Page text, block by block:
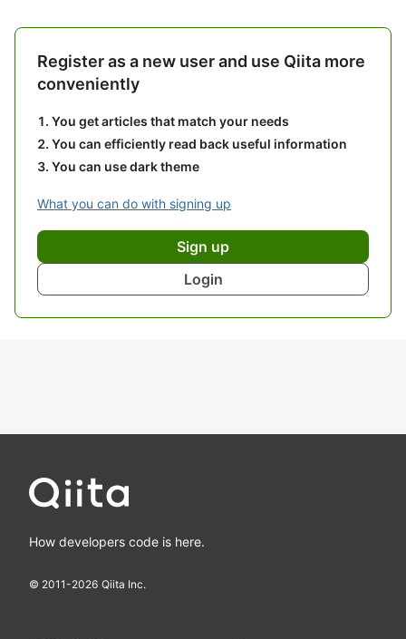
Register as a new user and use Qiita more
conveniently
You get articles that match your needs
You can efficiently read back useful information
You can use dark theme
What you can do with signing up
Sign up
Login
How developers code is here.
© 2011-2026 Qiita Inc.